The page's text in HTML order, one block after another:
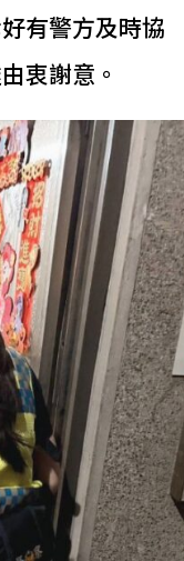
有警方及時協
衷謝意。